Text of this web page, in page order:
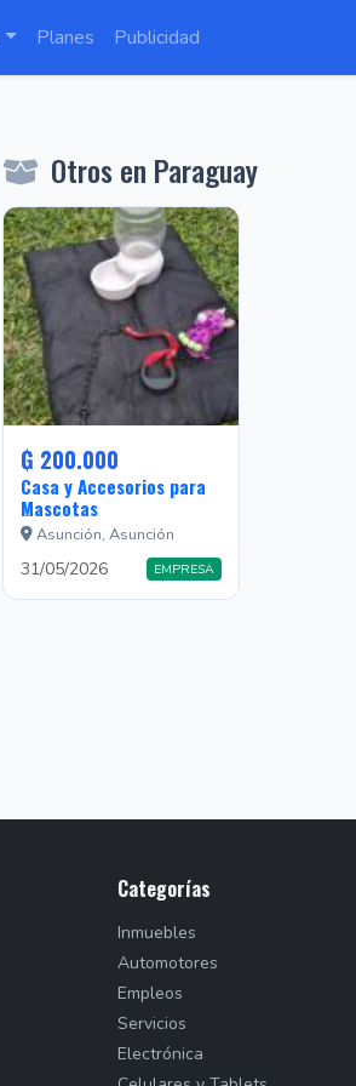
Planes Publicidad
Otros en Paraguay
₲ 200.000
Casa y Accesorios para
Mascotas
Asunción, Asunción
31/05/2026 EMPRESA
Categorías
Inmuebles
Automotores
Empleos
Servicios
Electrónica